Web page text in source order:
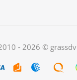
- 2026 © grassdv